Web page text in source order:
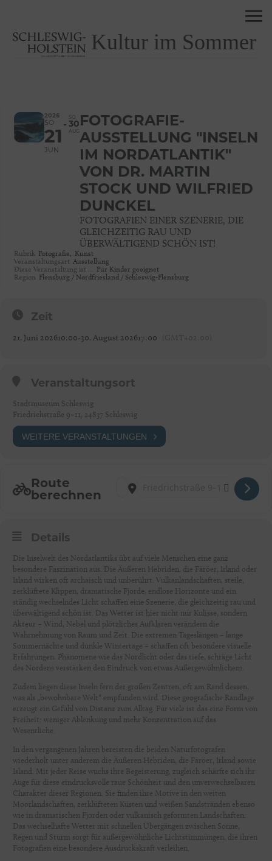
Kultur im Sommer
2026
SO
21
JUN
SO
30
AUG
FOTOGRAFIE-
AUSSTELLUNG "INSELN
IM NORDATLANTIK"
VON DR. MARTIN
STOCK UND WILFRIED
DUNCKEL
FOTOGRAFIEN EINER SZENERIE, DIE
GLEICHZEITIG RAU UND
ÜBERWÄLTIGEND SCHÖN IST!
Rubrik Fotografie, Kunst
Veranstaltungsart Ausstellung
Diese Veranstaltung ist …
Für Kinder geeignet
Region Flensburg / Nordfriesland / Schleswig-Flensburg
Zeit
21. Juni 202610:00-30. August 202617:00
Veranstaltungsort
Stadtmuseum Schleswig
Friedrichstraße 9–11, 24837 Schleswig
WEITERE VERANSTALTUNGEN
Route
berechnen
Address - Fotografie-Ausstellung "Inseln
Destination Address - Fotografie-
Details
Die Inselwelt des Nordatlantiks übt auf viele Menschen eine ganz
besondere Faszination aus. Die Äußeren Hebriden, die Färöer, Irland oder
Island wirken oft archaisch und unberührt. Vulkanlandschaften, steile,
zerklüftete Klippen, dramatische Fjorde, endlose Horizonte und ein
ständig wechselndes Licht schaffen eine Szenerie, die gleichzeitig rau und
überwältigend schön ist. Das Wetter ist hier nicht nur Kulisse, sondern
Akteur – Wind, Nebel und plötzliches Aufklaren verändern die
Wahrnehmung von Raum und Zeit. Die extremen Tageslängen – lange
Sommernächte und dunkle Wintertage – schaffen oft besondere visuelle
Erfahrungen. Phänomene wie das Nordlicht oder das tiefe, schräge Licht
des Nordens verstärken den Eindruck von etwas Außergewöhnlichem.
Zudem liegen diese Inseln fern der großen Zentren, oft am Rand dessen,
was als „bewohnbare Welt“ empfunden wird. Diese geografische Randlage
erzeugt ein Gefühl von Distanz zum Alltag. Für viele ist das eine Form von
Freiheit: weniger Ablenkung und mehr Konzentration auf das
Wesentliche.
In den vergangenen Jahren bereisten die beiden Naturfotografen
wiederholt unter anderem die Äußeren Hebriden, die Färöer, Irland sowie
Island. Mit jeder Reise wuchs ihre Begeisterung, zugleich schärfte sich ihr
Auge für diese eindrucksvolle raue Schönheit und den unverwechselbaren
Charakter dieser Regionen. Sie finden ihre Motive in den weiten
Moorlandschaften, zerklüfteten Küsten und weißen Sandstränden ebenso
wie in dramatischen Fjorden oder vulkanisch geformten Landschaften.
Das wechselhafte Wetter mit schnellen Übergängen zwischen Sonne,
Regen und Sturm sorgt für außergewöhnliche Lichtstimmungen, die ihren
Fotografien eine besondere Ausdruckskraft verleihen.